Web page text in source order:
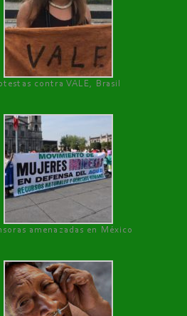
contra VALE, Brasil
amenazadas en México